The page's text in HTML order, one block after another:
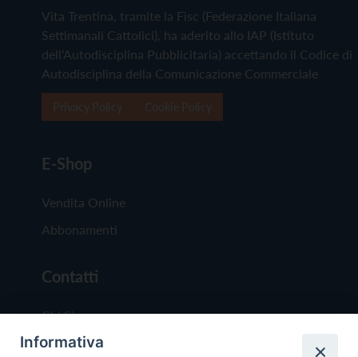
Vita Trentina, tramite la Fisc (Federazione Italiana
Settimanali Cattolici), ha aderito allo IAP (Istituto
dell'Autodisciplina Pubblicitaria) accettando il Codice di
Autodisciplina della Comunicazione Commerciale
E-Shop
Vendita Online
Abbonamenti
Contatti
Chi Siamo
Redazione
Informativa